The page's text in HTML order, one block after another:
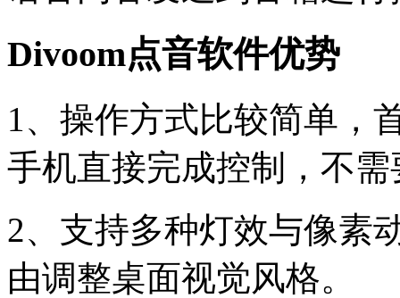
Divoom点音软件优势
1、操作方式比较简单，
手机直接完成控制，不
2、支持多种灯效与像素
由调整桌面视觉风格。